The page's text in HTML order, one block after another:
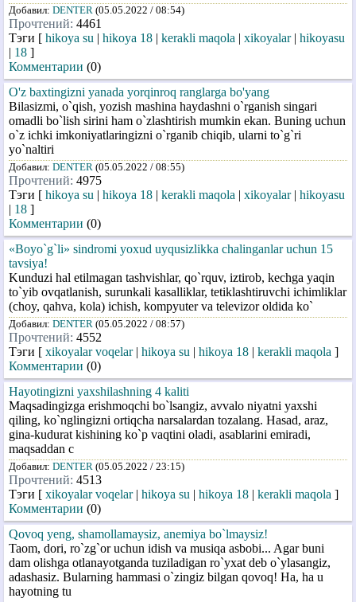
Добавил: DENTER (05.05.2022 / 08:54)
Прочтений: 4461
Тэги [ hikoya su | hikoya 18 | kerakli maqola | xikoyalar| hikoyasu
| 18 ]
Комментарии (0)
O'z baxtingizni yanada yorqinroq ranglarga bo'yang
Bilasizmi, o`qish, yozish mashina haydashni o`rganish singari
omadli bo`lish sirini ham o`zlashtirish mumkin ekan. Buning uchun
o`z ichki imkoniyatlaringizni o`rganib chiqib, ularni to`g`ri
yo`naltiri
Добавил: DENTER (05.05.2022 / 08:55)
Прочтений: 4975
Тэги [ hikoya su | hikoya 18 | kerakli maqola | xikoyalar| hikoyasu
| 18 ]
Комментарии (0)
«Boyo`g`li» sindromi yoxud uyqusizlikka chalinganlar uchun 15
tavsiya!
Kunduzi hal etilmagan tashvishlar, qo`rquv, iztirob, kechga yaqin
to`yib ovqatlanish, surunkali kasalliklar, tetiklashtiruvchi ichimliklar
(choy, qahva, kola) ichish, kompyuter va televizor oldida ko`
Добавил: DENTER (05.05.2022 / 08:57)
Прочтений: 4552
Тэги [ xikoyalar voqelar| hikoya su | hikoya 18 | kerakli maqola ]
Комментарии (0)
Hayotingizni yaxshilashning 4 kaliti
Maqsadingizga erishmoqchi bo`lsangiz, avvalo niyatni yaxshi
qiling, ko`nglingizni ortiqcha narsalardan tozalang. Hasad, araz,
gina-kudurat kishining ko`p vaqtini oladi, asablarini emiradi,
maqsaddan c
Добавил: DENTER (05.05.2022 / 23:15)
Прочтений: 4513
Тэги [ xikoyalar voqelar| hikoya su | hikoya 18 | kerakli maqola ]
Комментарии (0)
Qovoq yeng, shamollamaysiz, anemiya bo`lmaysiz!
Taom, dori, ro`zg`or uchun idish va musiqa asbobi... Agar buni
dam olishga otlanayotganda tuziladigan ro`yxat deb o`ylasangiz,
adashasiz. Bularning hammasi o`zingiz bilgan qovoq! Ha, ha u
hayotning tu